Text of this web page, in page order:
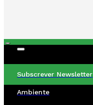
Subscrever Newsletter
Ambiente